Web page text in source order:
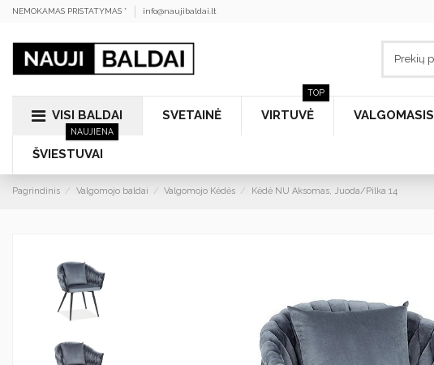
NEMOKAMAS PRISTATYMAS * info@naujibaldai.lt
VISI BALDAI SVETAINĖ VIRTUVĖ
TOP
VALGOMASIS
ŠVIESTUVAI
NAUJIENA
Pagrindinis Valgomojo baldai Valgomojo Kėdės Kėdė NU Aksomas, Juoda/Pilka 14